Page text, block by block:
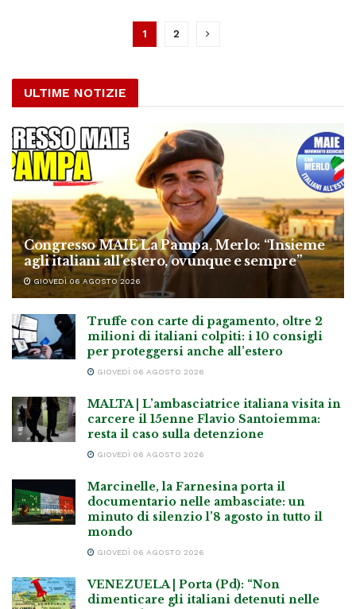
1 2
ULTIME NOTIZIE
Congresso MAIE La Pampa, Merlo: “Insieme
agli italiani all’estero, ovunque e sempre”
GIOVEDÌ 06 AGOSTO 2026
Truffe con carte di pagamento, oltre 2
milioni di italiani colpiti: i 10 consigli
per proteggersi anche all’estero
GIOVEDÌ 06 AGOSTO 2026
MALTA | L’ambasciatrice italiana visita in
carcere il 15enne Flavio Santoiemma:
resta il caso sulla detenzione
GIOVEDÌ 06 AGOSTO 2026
Marcinelle, la Farnesina porta il
documentario nelle ambasciate: un
minuto di silenzio l’8 agosto in tutto il
mondo
GIOVEDÌ 06 AGOSTO 2026
VENEZUELA | Porta (Pd): “Non
dimenticare gli italiani detenuti nelle